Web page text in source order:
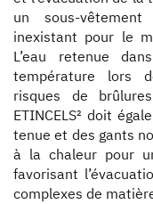
un sous-
inexistant pour le
L’eau retenue
température lors
risques de
ETINCELS² doit
tenue et des gants
à la chaleur pour
favorisant
complexes de